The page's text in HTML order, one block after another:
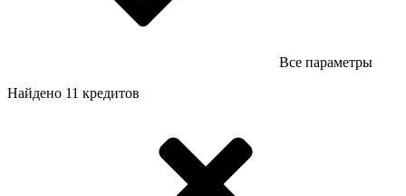
Все параметры
Найдено 11 кредитов